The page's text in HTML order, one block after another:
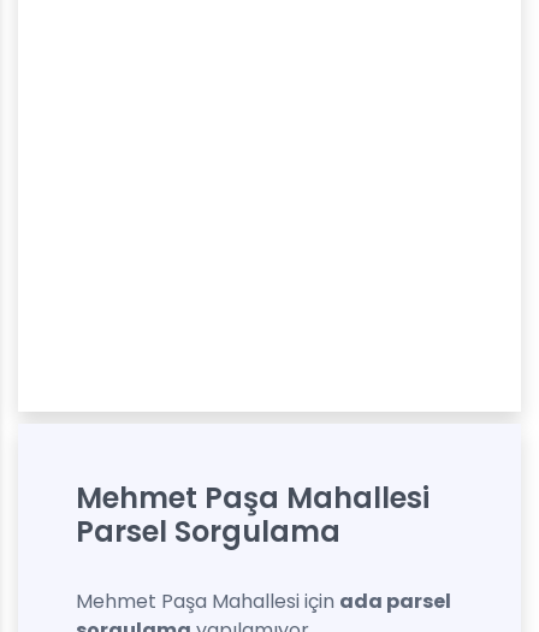
Mehmet Paşa Mahallesi
Parsel Sorgulama
Mehmet Paşa Mahallesi için ada parsel